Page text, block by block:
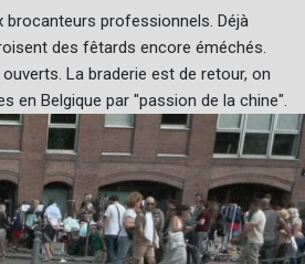
brocanteurs professionnels. Déjà
des fêtards encore éméchés.
La braderie est de retour, on
en Belgique par "passion de la chine".